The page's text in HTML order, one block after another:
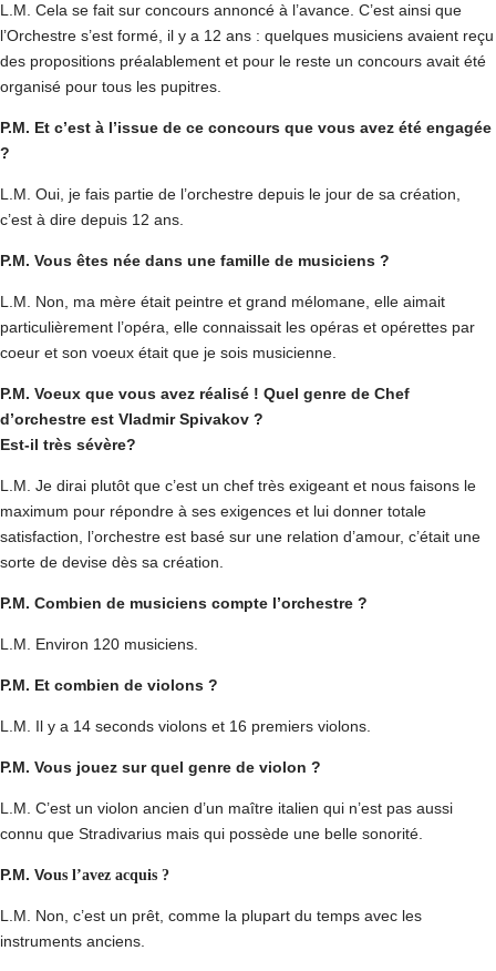
L.M. Cela se fait sur concours annoncé à l’avance. C’est ainsi que
l’Orchestre s’est formé, il y a 12 ans : quelques musiciens avaient reçu
des propositions préalablement et pour le reste un concours avait été
organisé pour tous les pupitres.
P.M. Et c’est à l’issue de ce concours que vous avez été engagée
?
L.M. Oui, je fais partie de l’orchestre depuis le jour de sa création,
c’est à dire depuis 12 ans.
P.M. Vous êtes née dans une famille de musiciens ?
L.M. Non, ma mère était peintre et grand mélomane, elle aimait
particulièrement l’opéra, elle connaissait les opéras et opérettes par
coeur et son voeux était que je sois musicienne.
P.M. Voeux que vous avez réalisé ! Quel genre de Chef
d’orchestre est Vladmir Spivakov ?
Est-il très sévère?
L.M. Je dirai plutôt que c’est un chef très exigeant et nous faisons le
maximum pour répondre à ses exigences et lui donner totale
satisfaction, l’orchestre est basé sur une relation d’amour, c’était une
sorte de devise dès sa création.
P.M. Combien de musiciens compte l’orchestre ?
L.M. Environ 120 musiciens.
P.M. Et combien de violons ?
L.M. Il y a 14 seconds violons et 16 premiers violons.
P.M. Vous jouez sur quel genre de violon ?
L.M. C’est un violon ancien d’un maître italien qui n’est pas aussi
connu que Stradivarius mais qui possède une belle sonorité.
P.M. Vous l’avez acquis ?
L.M. Non, c’est un prêt, comme la plupart du temps avec les
instruments anciens.